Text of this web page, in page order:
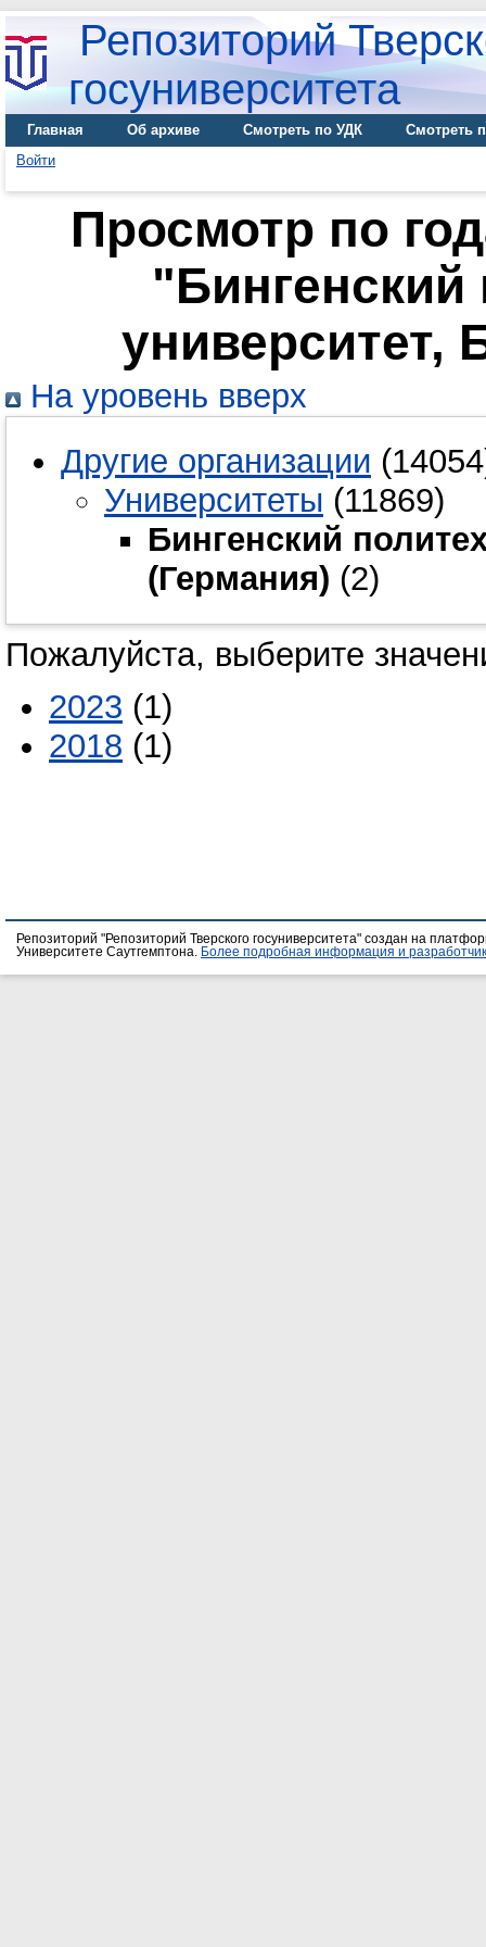
Репозиторий
госуниверситета
Главная Об архиве Смотреть по УДК
Смотреть
Войти
Просмотр по
"Бингенский
университет,
На уровень вверх
Другие организации
Университеты (11869)
Бингенский
(Германия) (2)
Пожалуйста, выберите
2023 (1)
2018 (1)
Репозиторий "Репозиторий Тверского госуниверситета" создан на
Университете Саутгемптона.
Более подробная информация и